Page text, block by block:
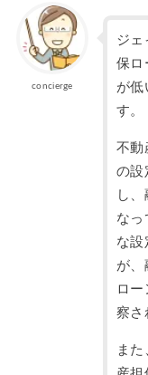
concierge
ジェ
保ロ
が低
す。
不動
の設
し
なっ
な設
が、
ロ
察さ
ま